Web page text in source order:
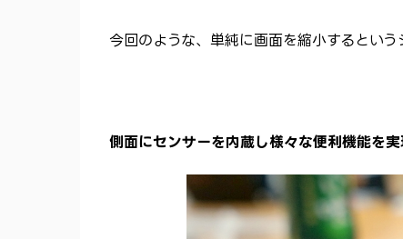
今回のような、単純に画面を縮小するとい
側面にセンサーを内蔵し様々な便利機能を実